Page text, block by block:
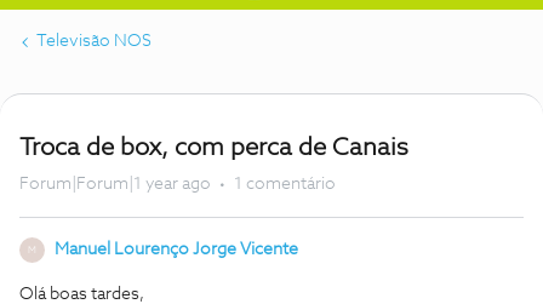
Televisão NOS
Troca de box, com perca de Canais
Forum|Forum|1 year ago 1 comentário
M Manuel Lourenço Jorge Vicente
Olá boas tardes,